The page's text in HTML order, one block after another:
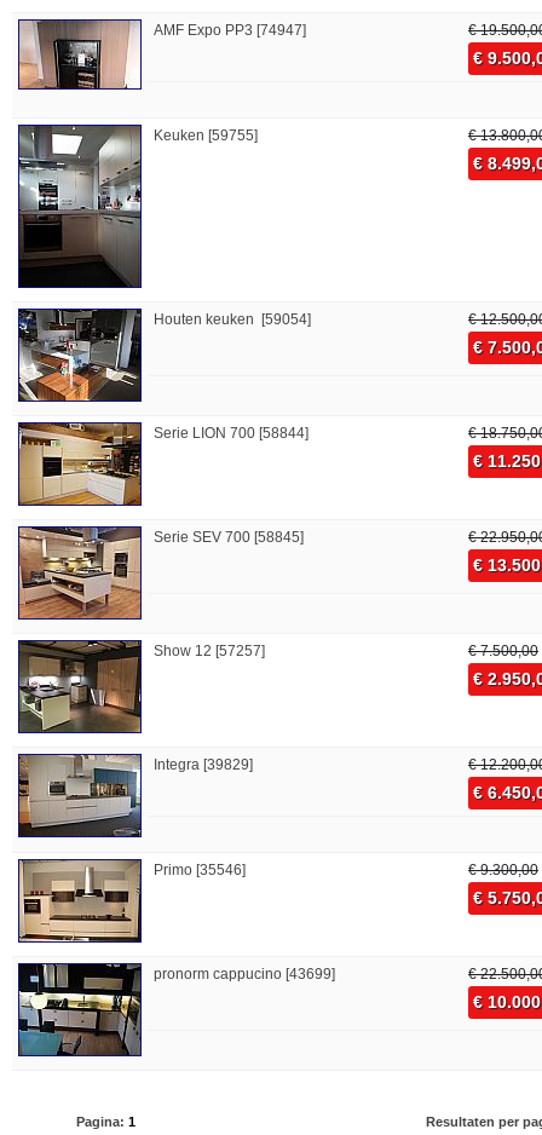
AMF Expo PP3 [74947] €
€
Keuken [59755] €
€
Houten keuken [59054] €
€
Serie LION 700 [58844] €
€
Serie SEV 700 [58845] €
€
Show 12 [57257] € 7.500,00
€
Integra [39829] €
€
Primo [35546] € 9.300,00
€
pronorm cappucino [43699] €
€
Pagina: 1 Resultaten per